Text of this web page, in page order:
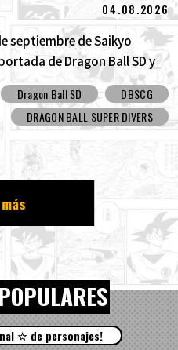
04.08.2026
septiembre de Saikyo
de Dragon Ball SD y
Dragon Ball SD
DBSCG
DRAGON BALL SUPER DIVERS
☆ de personajes!